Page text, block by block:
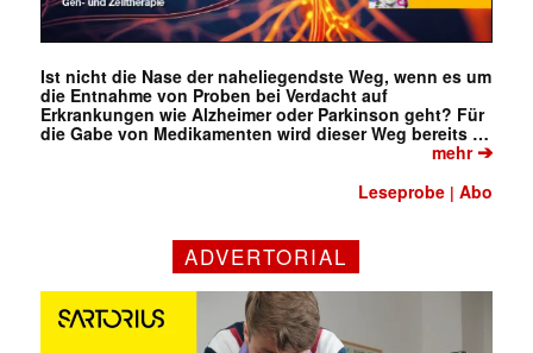
Ist nicht die Nase der naheliegendste Weg, wenn es um
die Entnahme von Proben bei Verdacht auf
Erkrankungen wie Alzheimer oder Parkinson geht? Für
die Gabe von Medikamenten wird dieser Weg bereits …
mehr➔
Leseprobe |Abo
ADVERTORIAL